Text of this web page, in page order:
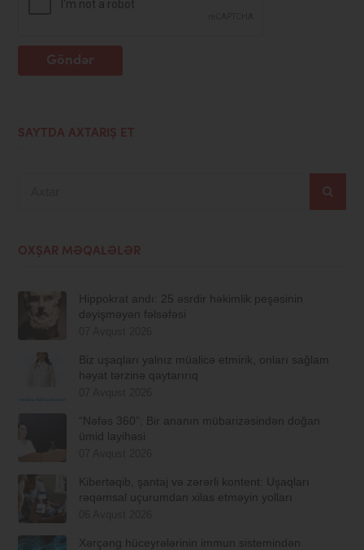
SAYTDA AXTARIŞ ET
OXŞAR MƏQALƏLƏR
Hippokrat andı: 25 əsrdir həkimlik peşəsinin
dəyişməyən fəlsəfəsi
Biz uşaqları yalnız müalicə etmirik, onları sağlam
həyat tərzinə qaytarırıq
“Nəfəs 360”: Bir ananın mübarizəsindən doğan
ümid layihəsi
Kibertəqib, şantaj və zərərli kontent: Uşaqları
rəqəmsal uçurumdan xilas etməyin yolları
Xərçəng hüceyrələrinin immun sistemindən
Göndər